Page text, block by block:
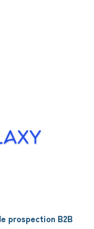
prospection B2B